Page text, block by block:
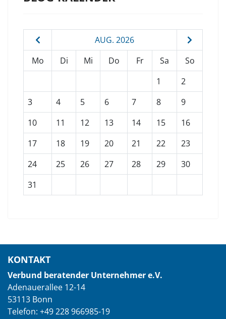
AUG. 2026
Mo
Di Mi Do Fr Sa
So
1
2
3
4 5 6 7 8
9
10
11 12 13 14 15
16
17
18 19 20 21 22
23
24
25 26 27 28 29
30
31
KONTAKT
Verbund beratender Unternehmer e.V.
Adenauerallee 12-14
53113 Bonn
Telefon: +49 228 966985-19